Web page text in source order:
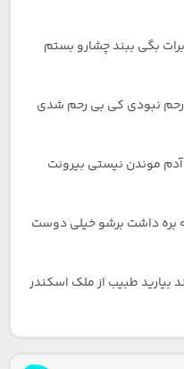
بگی ببند چشارو بستم
نبودی کی بی رحم شدی
موندن نیستی بیرونت
بره داشت برشو خیلی دوست
بیارید طبیب از ملک اسکندر